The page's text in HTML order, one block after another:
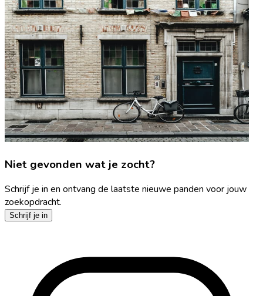
Niet gevonden wat je zocht?
Schrijf je in en ontvang de laatste nieuwe panden voor jouw
zoekopdracht.
Schrijf je in